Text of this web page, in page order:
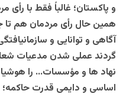
و پاکستان؛ غالباً فقط با
همین حال رأی مردمان هم تا
آگاهی و توانایی و
گردند عملی شدن مدعیات
نهاد ها و مؤسسات… را
اساسی و دایمی قدرت حاکمه؛